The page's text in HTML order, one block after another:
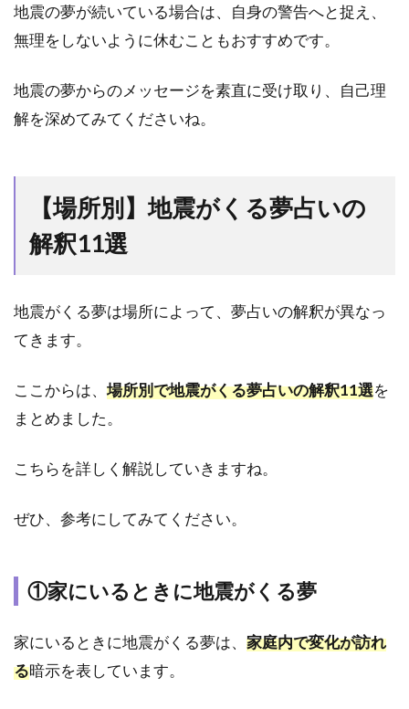
難した
夢
⑪階段
が起き
【状
況
別】
地震
占い
の解
選
3.1
震で
た夢
②地
震で
して
夢
地震の夢が続いている場合は、自身の警告へと捉え、
無理をしないように休むこともおすすめです。
地震の夢からのメッセージを素直に受け取り、自己理
解を深めてみてくださいね。
【場所別】地震がくる夢占いの
解釈11選
地震がくる夢は場所によって、夢占いの解釈が異なっ
てきます。
ここからは、 場所別で地震がくる夢占いの解釈11選を
まとめました。
こちらを詳しく解説していきますね。
ぜひ、参考にしてみてください。
①家にいるときに地震がくる夢
家にいるときに地震がくる夢は、 家庭内で変化が訪れ
る暗示を表しています。